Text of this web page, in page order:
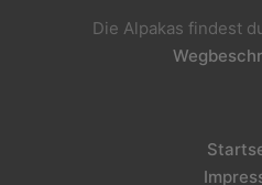
Die Alpakas findest